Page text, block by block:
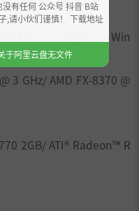
8.1 64-bit or Win
3 GHz/ AMD FX-8370 @
2GB/ ATI® Radeon™ R
有任何 公众号 抖音 B站
,请小伙们谨慎！ 下载地址
于阿里云盘无文件